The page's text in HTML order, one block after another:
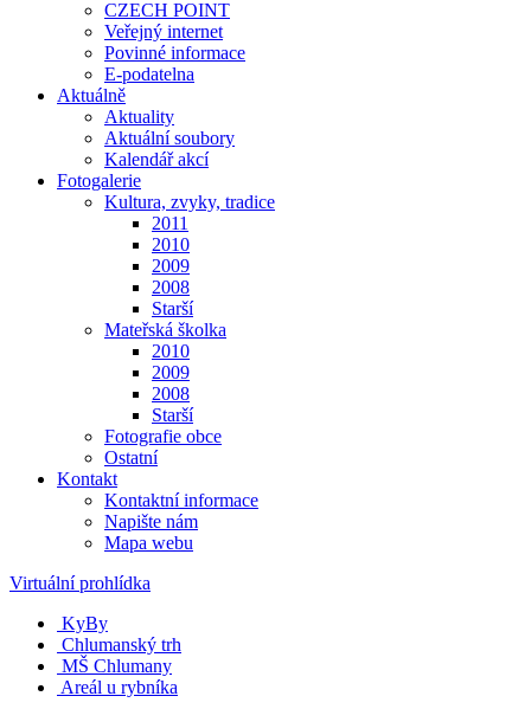
CZECH POINT
Veřejný internet
Povinné informace
E-podatelna
Aktuálně
Aktuality
Aktuální soubory
Kalendář akcí
Fotogalerie
Kultura, zvyky, tradice
2011
2010
2009
2008
Starší
Mateřská školka
2010
2009
2008
Starší
Fotografie obce
Ostatní
Kontakt
Kontaktní informace
Napište nám
Mapa webu
Virtuální prohlídka
KyBy
Chlumanský trh
MŠ Chlumany
Areál u rybníka